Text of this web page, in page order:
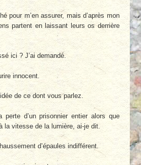
pour m’en assurer, mais d’après mon
partent en laissant leurs os derrière
ici ? J’ai demandé.
innocent.
de ce dont vous parlez.
d’un prisonnier entier alors que
la vitesse de la lumière, ai-je dit.
d’épaules indifférent.